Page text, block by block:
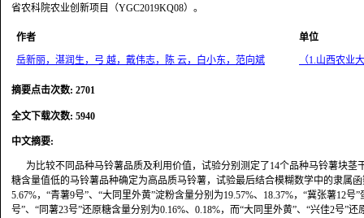
省农科院农业创新项目（YGC2019KQ08）。
作者
单位
岳新丽，湛润生，弓 越，戴伟志，陈 云，白小东，范向斌
（1.山西农业
摘要点击次数: 2701
全文下载次数: 5940
中文摘要:
为比较不同品种马铃薯品质及利用价值，试验分别测定了14个品种马铃薯块
糖含量值低的马铃薯品种确定为高品质马铃薯，试验最后结合模糊数学中的隶属
5.67%，“青薯9号”、“大同里外黄”淀粉含量分别为19.57%、18.37%，“冀张薯12号
号”、“同薯23号”还原糖含量分别为0.16%、0.18%，而“大同里外黄”、“兴佳2号”